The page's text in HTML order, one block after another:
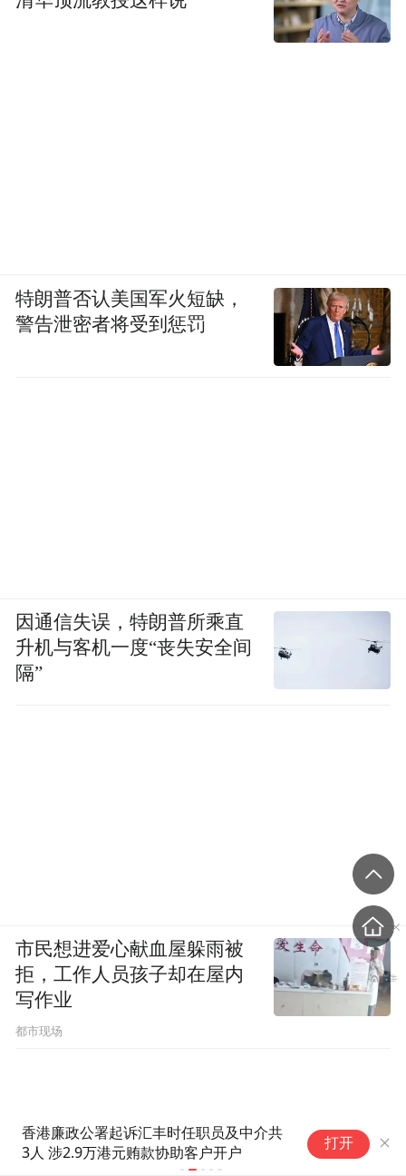
父贪腐子洗钱，双双被查处
防
打开
特朗普否认美国军火短缺，
警告泄密者将受到惩罚
因通信失误，特朗普所乘直
升机与客机一度“丧失安全间
隔”
市民想进爱心献血屋躲雨被
拒，工作人员孩子却在屋内
写作业
都市现场